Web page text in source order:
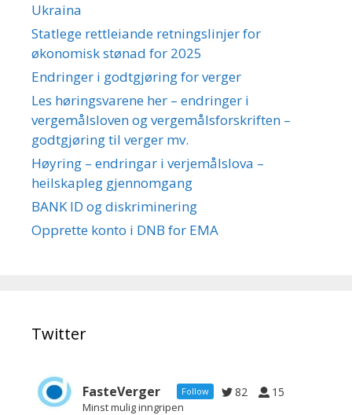
Ukraina
Statlege rettleiande retningslinjer for
økonomisk stønad for 2025
Endringer i godtgjøring for verger
Les høringsvarene her – endringer i
vergemålsloven og vergemålsforskriften –
godtgjøring til verger mv.
Høyring – endringar i verjemålslova –
heilskapleg gjennomgang
BANK ID og diskriminering
Opprette konto i DNB for EMA
Twitter
FasteVerger Follow 82 15
Minst mulig inngripen